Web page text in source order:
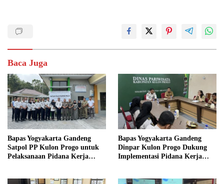
Baca Juga
Bapas Yogyakarta Gandeng
Satpol PP Kulon Progo untuk
Pelaksanaan Pidana Kerja
Bapas Yogyakarta Gandeng
Dinpar Kulon Progo Dukung
Implementasi Pidana Kerja